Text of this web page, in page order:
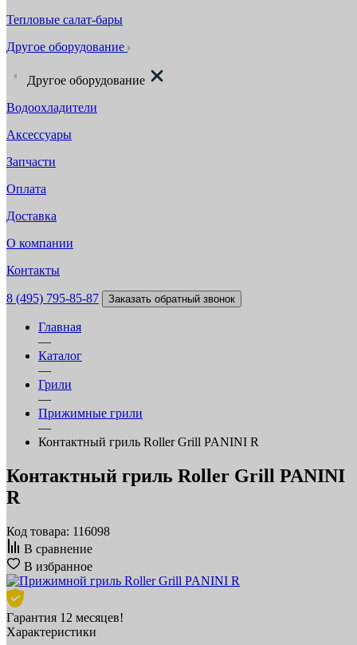
Тепловые салат-бары
Другое оборудование
Другое оборудование
Водоохладители
Аксессуары
Запчасти
Оплата
Доставка
О компании
Контакты
8 (495) 795-85-87 Заказать обратный звонок
Главная
—
Каталог
—
Грили
—
Прижимные грили
—
Контактный гриль Roller Grill PANINI R
Контактный гриль Roller Grill PANINI
R
Код товара: 116098
В сравнение
В избранное
Гарантия 12 месяцев!
Характеристики